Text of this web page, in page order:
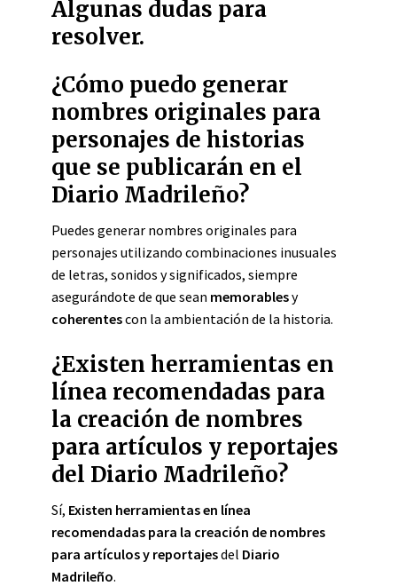
Algunas dudas para
resolver.
¿Cómo puedo generar
nombres originales para
personajes de historias
que se publicarán en el
Diario Madrileño?
Puedes generar nombres originales para
personajes utilizando combinaciones inusuales
de letras, sonidos y significados, siempre
asegurándote de que sean memorablesy
coherentescon la ambientación de la historia.
¿Existen herramientas en
línea recomendadas para
la creación de nombres
para artículos y reportajes
del Diario Madrileño?
Sí, Existen herramientas en línea
recomendadas para la creación de nombres
para artículos y reportajesdel Diario
Madrileño.